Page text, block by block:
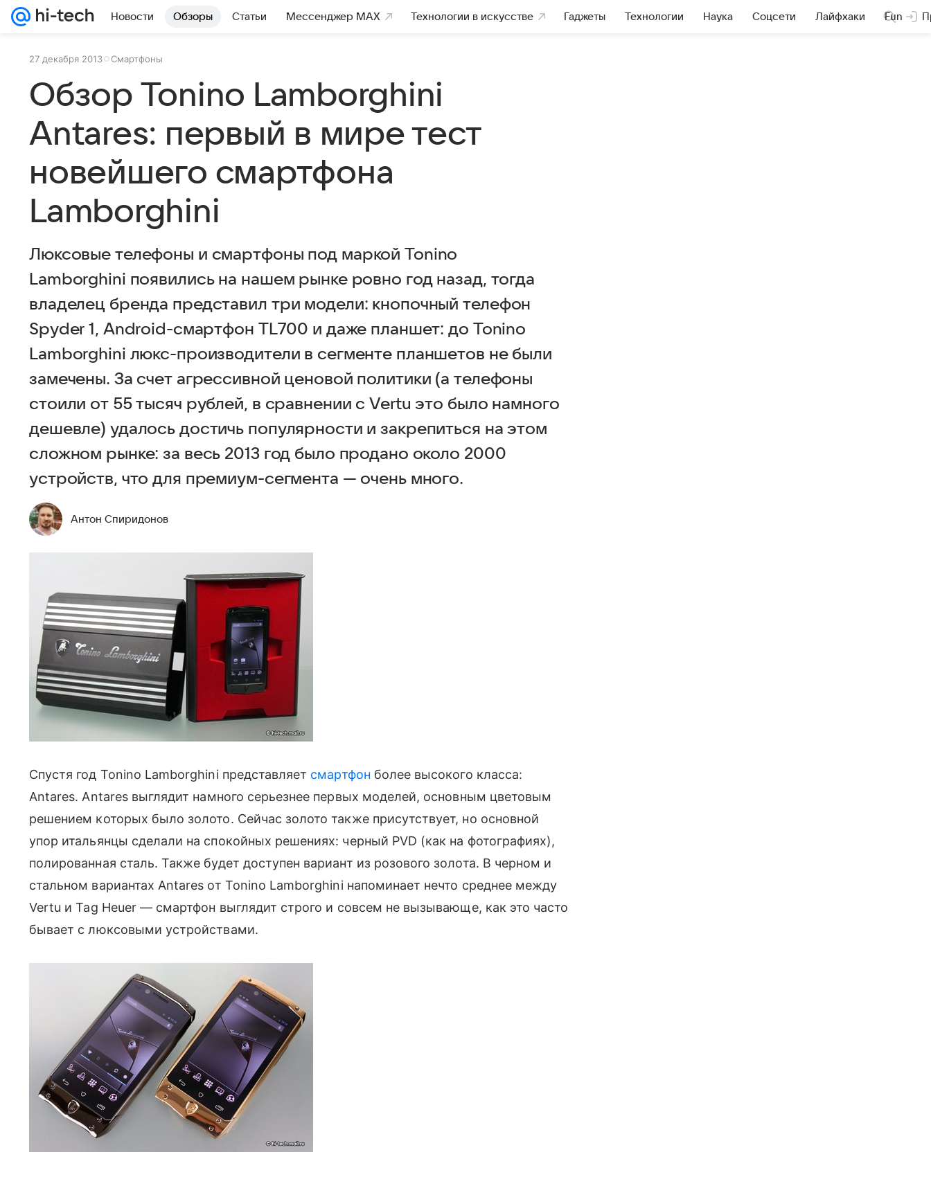
Новости Обзоры Статьи Мессенджер MAX Технологии в искусстве Гаджеты Технологии Наука Соцсети Лайфхаки Fun
27 декабря 2013 Смартфоны
Обзор Tonino Lamborghini
Antares: первый в мире тест
новейшего смартфона
Lamborghini
Люксовые телефоны и смартфоны под маркой Tonino
Lamborghini появились на нашем рынке ровно год назад, тогда
владелец бренда представил три модели: кнопочный телефон
Spyder 1, Android-смартфон TL700 и даже планшет: до Tonino
Lamborghini люкс-производители в сегменте планшетов не были
замечены. За счет агрессивной ценовой политики (а телефоны
стоили от 55 тысяч рублей, в сравнении с Vertu это было намного
дешевле) удалось достичь популярности и закрепиться на этом
сложном рынке: за весь 2013 год было продано около 2000
устройств, что для премиум-сегмента — очень много.
Антон Спиридонов
Спустя год Tonino Lamborghini представляет смартфон более высокого класса:
Antares. Antares выглядит намного серьезнее первых моделей, основным цветовым
решением которых было золото. Сейчас золото также присутствует, но основной
упор итальянцы сделали на спокойных решениях: черный PVD (как на фотографиях),
полированная сталь. Также будет доступен вариант из розового золота. В черном и
стальном вариантах Antares от Tonino Lamborghini напоминает нечто среднее между
Vertu и Tag Heuer — смартфон выглядит строго и совсем не вызывающе, как это часто
бывает с люксовыми устройствами.